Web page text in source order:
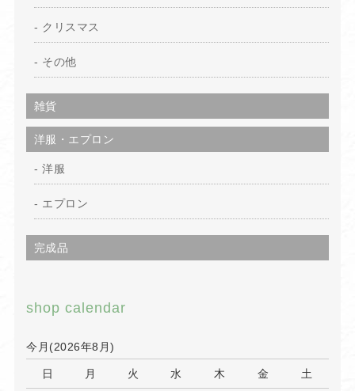
クリスマス
その他
雑貨
洋服・エプロン
洋服
エプロン
完成品
shop calendar
今月(2026年8月)
日 月 火 水 木 金 土